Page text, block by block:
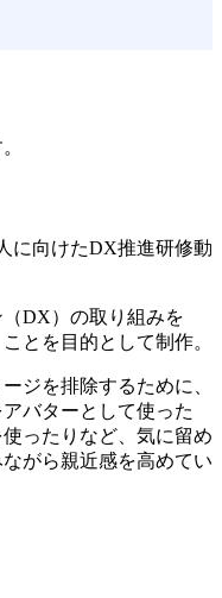
に向けたDX推進研修動
DX）の取り組みを
とを目的として制作。
ジを排除するために、
バターとして使った
ったりなど、気に留め
がら親近感を高めてい